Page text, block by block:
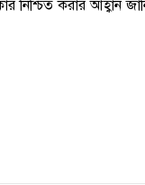
করার আহ্বান